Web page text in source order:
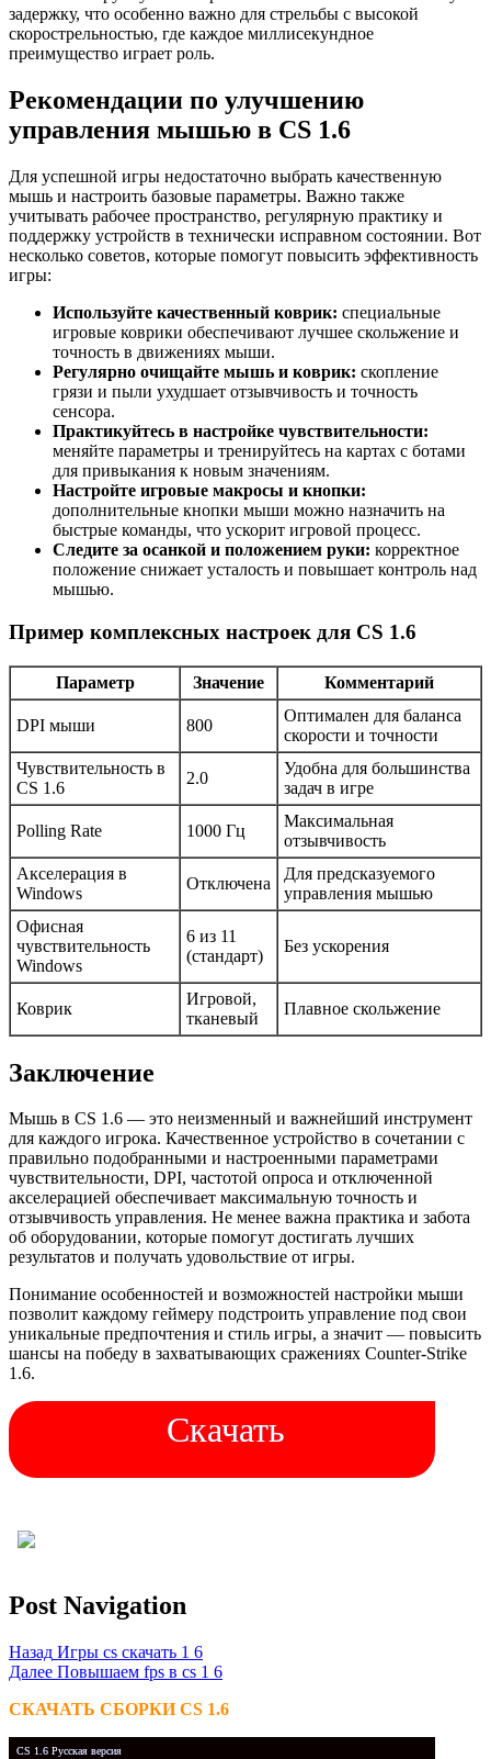
задержку, что особенно важно для стрельбы с высокой
скорострельностью, где каждое миллисекундное
преимущество играет роль.
Рекомендации по улучшению
управления мышью в CS 1.6
Для успешной игры недостаточно выбрать качественную
мышь и настроить базовые параметры. Важно также
учитывать рабочее пространство, регулярную практику и
поддержку устройств в технически исправном состоянии. Вот
несколько советов, которые помогут повысить эффективность
игры:
Используйте качественный коврик: специальные
игровые коврики обеспечивают лучшее скольжение и
точность в движениях мыши.
Регулярно очищайте мышь и коврик: скопление
грязи и пыли ухудшает отзывчивость и точность
сенсора.
Практикуйтесь в настройке чувствительности:
меняйте параметры и тренируйтесь на картах с ботами
для привыкания к новым значениям.
Настройте игровые макросы и кнопки:
дополнительные кнопки мыши можно назначить на
быстрые команды, что ускорит игровой процесс.
Следите за осанкой и положением руки: корректное
положение снижает усталость и повышает контроль над
мышью.
Пример комплексных настроек для CS 1.6
Параметр Значение Комментарий
DPI мыши 800
Оптимален для баланса
скорости и точности
Чувствительность в
CS 1.6
2.0
Удобна для большинства
задач в игре
Polling Rate 1000 Гц
Максимальная
отзывчивость
Акселерация в
Windows
Отключена
Для предсказуемого
управления мышью
Офисная
чувствительность
Windows
6 из 11
(стандарт)
Без ускорения
Коврик
Игровой,
тканевый
Плавное скольжение
Заключение
Мышь в CS 1.6 — это неизменный и важнейший инструмент
для каждого игрока. Качественное устройство в сочетании с
правильно подобранными и настроенными параметрами
чувствительности, DPI, частотой опроса и отключенной
акселерацией обеспечивает максимальную точность и
отзывчивость управления. Не менее важна практика и забота
об оборудовании, которые помогут достигать лучших
результатов и получать удовольствие от игры.
Понимание особенностей и возможностей настройки мыши
позволит каждому геймеру подстроить управление под свои
уникальные предпочтения и стиль игры, а значит — повысить
шансы на победу в захватывающих сражениях Counter-Strike
1.6.
Скачать
Post Navigation
Назад Игры cs скачать 1 6
Далее Повышаем fps в cs 1 6
СКАЧАТЬ СБОРКИ CS 1.6
CS 1.6 Русская версия